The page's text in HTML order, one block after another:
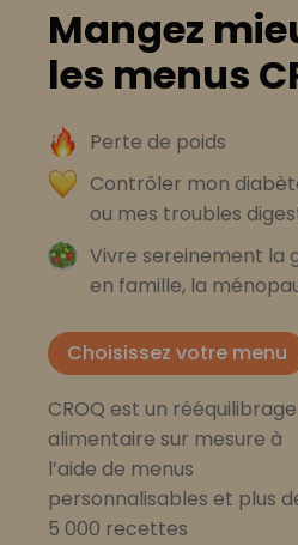
Mangez
les menus
Perte de poids
Contrôler mon
ou mes troubles
Vivre sereinement la
en famille, la
Choisissez votre menu
CROQ est un rééquilibrage
alimentaire sur mesure à
l’aide de menus
personnalisables et plus
5 000 recettes